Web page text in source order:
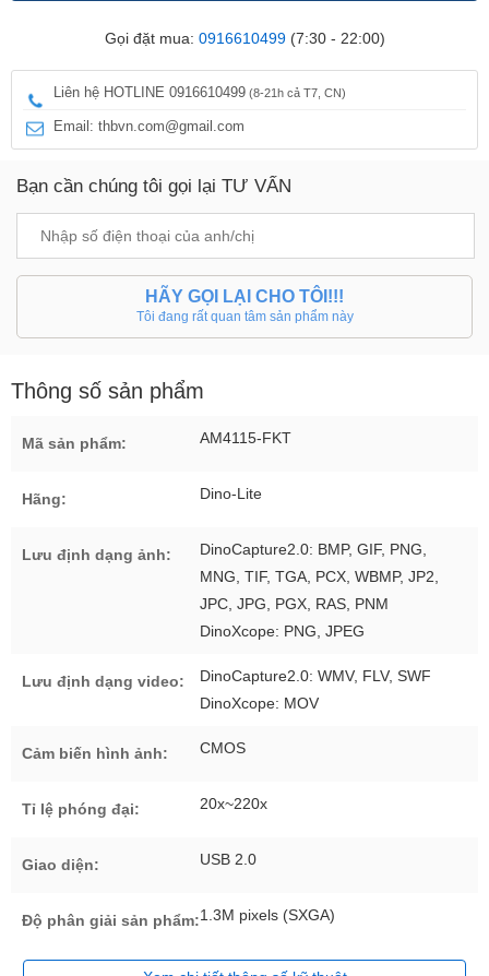
Gọi đặt mua: 0916610499(7:30 - 22:00)
Liên hệ HOTLINE 0916610499 (8-21h cả T7, CN)
Email: thbvn.com@gmail.com
Bạn cần chúng tôi gọi lại TƯ VẤN
HÃY GỌI LẠI CHO TÔI!!!
Tôi đang rất quan tâm sản phẩm này
Thông số sản phẩm
Mã sản phẩm: AM4115-FKT
Hãng: Dino-Lite
Lưu định dạng ảnh:
DinoCapture2.0: BMP, GIF, PNG,
MNG, TIF, TGA, PCX, WBMP, JP2,
JPC, JPG, PGX, RAS, PNM
DinoXcope: PNG, JPEG
Lưu định dạng video:
DinoCapture2.0: WMV, FLV, SWF
DinoXcope: MOV
Cảm biến hình ảnh: CMOS
Tỉ lệ phóng đại: 20x~220x
Giao diện: USB 2.0
Độ phân giải sản phẩm:1.3M pixels (SXGA)